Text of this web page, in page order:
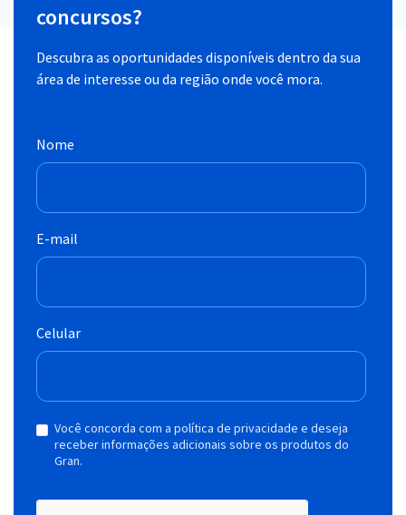
concursos?
Descubra as oportunidades disponíveis dentro da sua
área de interesse ou da região onde você mora.
Nome
E-mail
Celular
Você concorda com a política de privacidade e deseja
receber informações adicionais sobre os produtos do
Gran.